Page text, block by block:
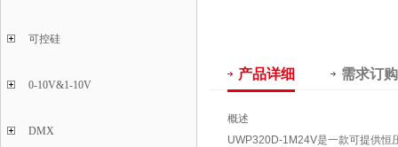
可控硅
0-10V&1-10V
DMX
产品详细 需求订购
概述
UWP320D-1M24V是一款可提供恒